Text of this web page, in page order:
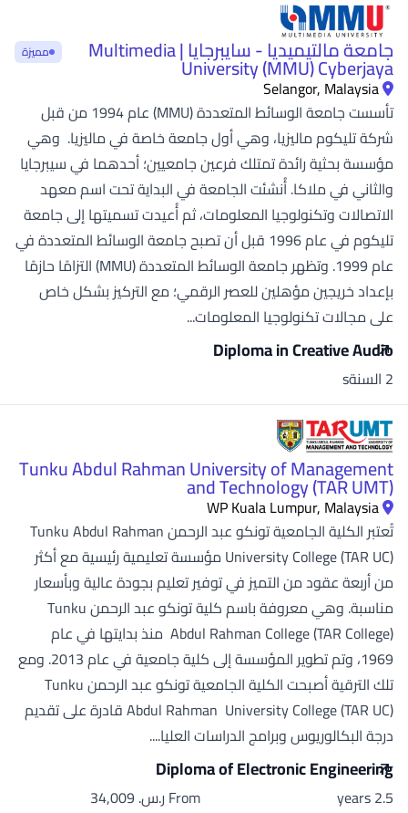
جامعة مالتيميديا - سايبرجايا | Multimedia
University (MMU) Cyberjaya مميزة
Selangor, Malaysia
تأسست جامعة الوسائط المتعددة (MMU) عام 1994 من قبل
شركة تليكوم ماليزيا، وهي أول جامعة خاصة في ماليزيا. وهي
مؤسسة بحثية رائدة تمتلك فرعين جامعيين؛ أحدهما في سيبرجايا
والثاني في ملاكا. أُنشئت الجامعة في البداية تحت اسم معهد
الاتصالات وتكنولوجيا المعلومات، ثم أُعيدت تسميتها إلى جامعة
تليكوم في عام 1996 قبل أن تصبح جامعة الوسائط المتعددة في
عام 1999. وتظهر جامعة الوسائط المتعددة (MMU) التزامًا حازمًا
بإعداد خريجين مؤهلين للعصر الرقمي؛ مع التركيز بشكل خاص
على مجالات تكنولوجيا المعلومات...
Diploma in Creative Audio
2 السنةs
Tunku Abdul Rahman University of Management
and Technology (TAR UMT)
WP Kuala Lumpur, Malaysia
تُعتبر الكلية الجامعية تونكو عبد الرحمن Tunku Abdul Rahman
University College (TAR UC) مؤسسة تعليمية رئيسية مع أكثر
من أربعة عقود من التميز في توفير تعليم بجودة عالية وبأسعار
مناسبة. وهي معروفة باسم كلية تونكو عبد الرحمن Tunku
Abdul Rahman College (TAR College) منذ بدايتها في عام
1969، وتم تطوير المؤسسة إلى كلية جامعية في عام 2013. ومع
تلك الترقية أصبحت الكلية الجامعية تونكو عبد الرحمن Tunku
Abdul Rahman University College (TAR UC) قادرة على تقديم
درجة البكالوريوس وبرامج الدراسات العليا....
Diploma of Electronic Engineering
2.5 years From ر.س.‏ 34,009